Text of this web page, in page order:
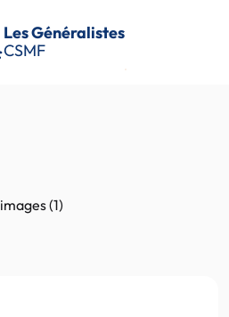
Les Généralistes
CSMF
images (1)